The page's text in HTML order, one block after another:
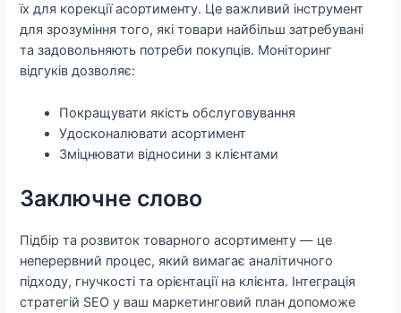
їх для корекції асортименту. Це важливий інструмент
для зрозуміння того, які товари найбільш затребувані
та задовольняють потреби покупців. Моніторинг
відгуків дозволяє:
Покращувати якість обслуговування
Удосконалювати асортимент
Зміцнювати відносини з клієнтами
Заключне слово
Підбір та розвиток товарного асортименту — це
неперервний процес, який вимагає аналітичного
підходу, гнучкості та орієнтації на клієнта. Інтеграція
стратегій SEO у ваш маркетинговий план допоможе